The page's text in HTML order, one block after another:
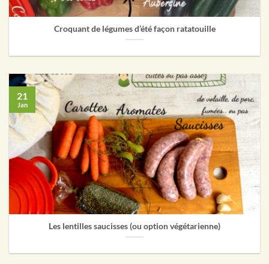
Croquant de légumes d’été façon ratatouille
Les lentilles saucisses (ou option végétarienne)
21
Jan